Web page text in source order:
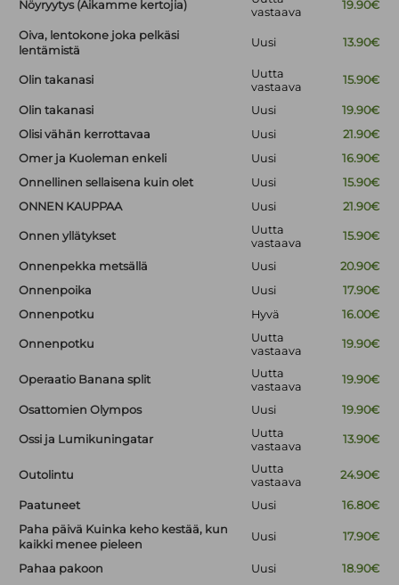
Nöyryytys (Aikamme kertojia)
vastaava
19.90€
Oiva, lentokone joka pelkäsi
lentämistä
Uusi 13.90€
Olin takanasi
Uutta
vastaava
15.90€
Olin takanasi Uusi
19.90€
Olisi vähän kerrottavaa
Uusi
21.90€
Omer ja Kuoleman enkeli
Uusi
16.90€
Onnellinen sellaisena kuin olet
Uusi
15.90€
ONNEN KAUPPAA
Uusi 21.90€
Onnen yllätykset
Uutta
vastaava
15.90€
Onnenpekka metsällä Uusi
20.90€
Onnenpoika
Uusi
17.90€
Onnenpotku
Hyvä 16.00€
Onnenpotku
Uutta
vastaava
19.90€
Operaatio Banana split
Uutta
vastaava
19.90€
Osattomien Olympos Uusi 19.90€
Ossi ja Lumikuningatar
Uutta
vastaava
13.90€
Outolintu
Uutta
vastaava
24.90€
Paatuneet Uusi
16.80€
Paha päivä Kuinka keho kestää, kun
kaikki menee pieleen
Uusi 17.90€
Pahaa pakoon Uusi
18.90€